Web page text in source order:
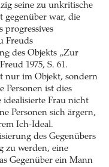
seine zu unkritische
gegenüber war, die
progressives
Freuds
des Objekts „Zur
1975, S. 61.
nur im Objekt, sondern
Personen ist dies
idealisierte Frau nicht
Personen sich ärgern,
Ich-Ideal.
des Gegenübers
zu werden, eine
Gegenüber ein Mann